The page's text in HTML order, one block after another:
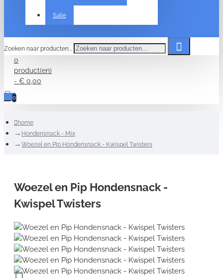
Sale
Zoeken naar producten...
0
product(en)
- € 0,00
0
home
Hondensnack - Mix
Woezel en Pip Hondensnack - Kwispel Twisters
Woezel en Pip Hondensnack -
Kwispel Twisters